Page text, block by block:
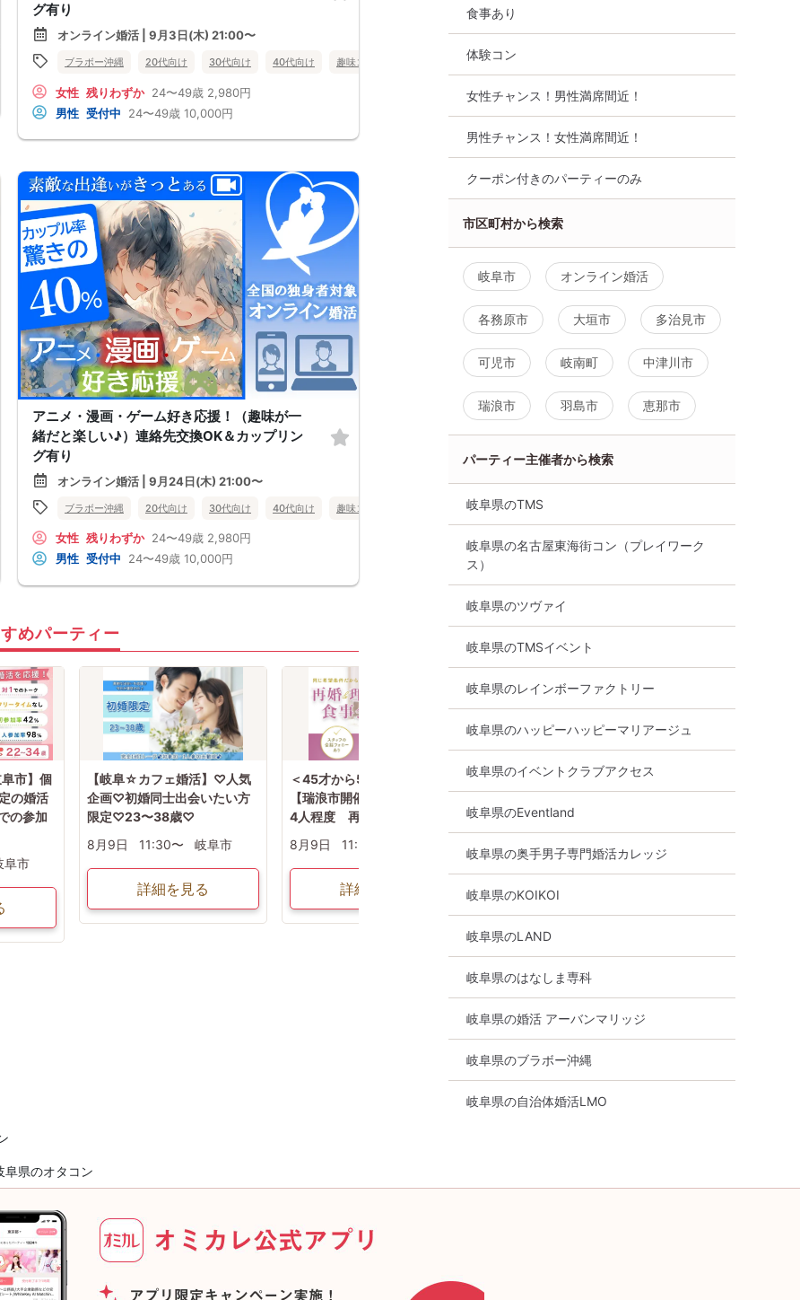
ン 個室 公務員 岐阜県 岐阜市
グ有り
オンライン婚活 | 9月3日(木) 21:00〜
ブラボー沖縄 20代向け 30代向け 40代向け 趣味コン 岐阜県
女性 残りわずか 24〜49歳 2,980円
男性 受付中 24〜49歳 10,000円
ン オンライン婚活 岐阜県
アニメ・漫画・ゲーム好き応援！（趣味が一
緒だと楽しい♪）連絡先交換OK＆カップリン
グ有り
オンライン婚活 | 9月24日(木) 21:00〜
ブラボー沖縄 20代向け 30代向け 40代向け 趣味コン 岐阜県
女性 残りわずか 24〜49歳 2,980円
男性 受付中 24〜49歳 10,000円
めパーティー
阜市】個
の婚活
の参加
阜市
【岐阜☆カフェ婚活】♡人気
企画♡初婚同士出会いたい方
限定♡23〜38歳♡
8月9日
11:30〜 岐阜市
詳細を見る
＜45才から55才＞同年代中心
【瑞浪市開催】男性4人対女性
4人程度 再婚・理解者集まれ
8月9日
11:30〜
詳細を見る
【当月1回のみ/各務原市】希
いを!この日にぜひお集まりく
ださい!!【個室Style】
8月9日
13:00〜 各務原市
率98％】
食事あり
体験コン
女性チャンス！男性満席間近！
男性チャンス！女性満席間近！
クーポン付きのパーティーのみ
市区町村から検索
岐阜市 オンライン婚活
各務原市 大垣市 多治見市
可児市 岐南町 中津川市
瑞浪市 羽島市 恵那市
パーティー主催者から検索
岐阜県のTMS
岐阜県の名古屋東海街コン（プレイワーク
ス）
岐阜県のツヴァイ
岐阜県のTMSイベント
岐阜県のレインボーファクトリー
岐阜県のハッピーハッピーマリアージュ
岐阜県のイベントクラブアクセス
岐阜県のEventland
岐阜県の奥手男子専門婚活カレッジ
岐阜県のKOIKOI
岐阜県のLAND
岐阜県のはなしま専科
岐阜県の婚活 アーバンマリッジ
岐阜県のブラボー沖縄
岐阜県の自治体婚活LMO
阜県のオタコン